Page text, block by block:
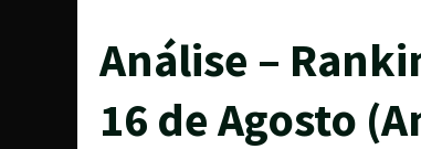
Análise –
16 de Agosto